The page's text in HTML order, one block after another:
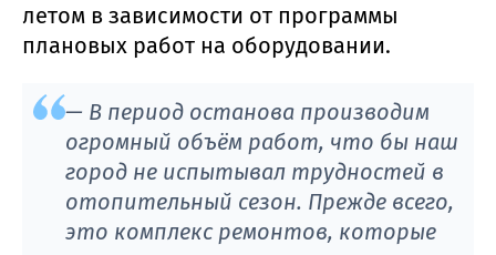
летом в зависимости от программы
плановых работ на оборудовании.
— В период останова производим
огромный объём работ, что бы наш
город не испытывал трудностей в
отопительный сезон. Прежде всего,
это комплекс ремонтов, которые